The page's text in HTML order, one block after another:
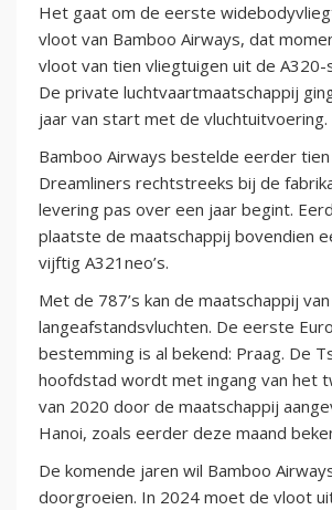
Het gaat om de eerste
vloot van Bamboo Airways, dat
vloot van tien vliegtuigen uit de A320-
De private luchtvaartmaatschappij
jaar van start met de vluchtuitvoering.
Bamboo Airways bestelde eerder
Dreamliners rechtstreeks bij de
levering pas over een jaar begint.
plaatste de maatschappij bovendien
vijftig A321neo’s.
Met de 787’s kan de maatschappij
langeafstandsvluchten. De eerste
bestemming is al bekend: Praag. De
hoofdstad wordt met ingang van het
van 2020 door de maatschappij
Hanoi, zoals eerder deze maand
De komende jaren wil Bamboo
doorgroeien. In 2024 moet de vloot